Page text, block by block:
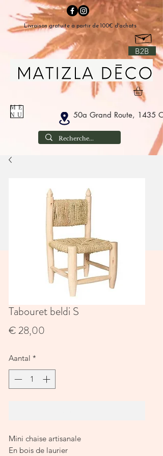
B2B
50a Grand Route, 1435
ME
NU
Livraison gratuite à partir de 100€ d'achats
Tabouret beldi S
€ 28,00
Aantal *
Mini chaise artisanale
En bois de laurier